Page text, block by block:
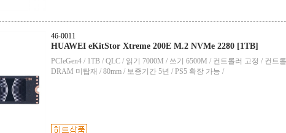
46-0011
HUAWEI eKitStor Xtreme 200E M.2 NVMe 2280 [1TB]
PCIeGen4 / 1TB / QLC / 읽기 7000M / 쓰기 6500M / 컨트롤러 고정 / 컨트
DRAM 미탑재 / 80mm / 보증기간 5년 / PS5 확장 가능 /